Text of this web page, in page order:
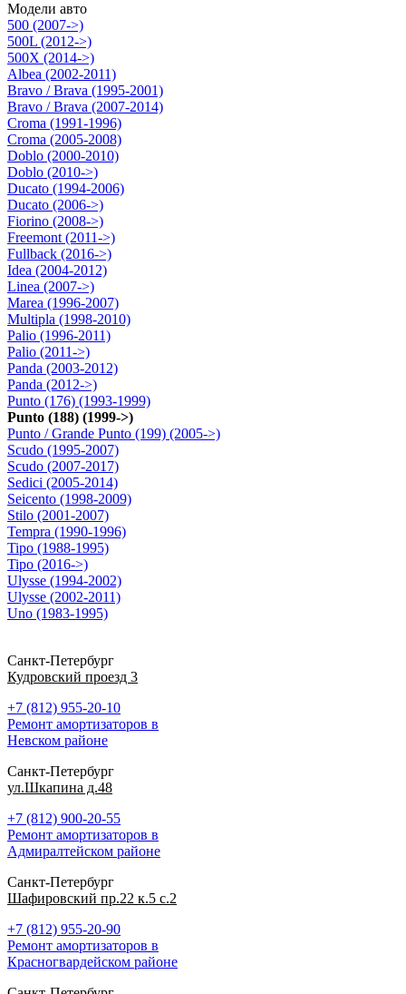
Модели авто
500 (2007->)
500L (2012->)
500X (2014->)
Albea (2002-2011)
Bravo / Brava (1995-2001)
Bravo / Brava (2007-2014)
Croma (1991-1996)
Croma (2005-2008)
Doblo (2000-2010)
Doblo (2010->)
Ducato (1994-2006)
Ducato (2006->)
Fiorino (2008->)
Freemont (2011->)
Fullback (2016->)
Idea (2004-2012)
Linea (2007->)
Marea (1996-2007)
Multipla (1998-2010)
Palio (1996-2011)
Palio (2011->)
Panda (2003-2012)
Panda (2012->)
Punto (176) (1993-1999)
Punto (188) (1999->)
Punto / Grande Punto (199) (2005->)
Scudo (1995-2007)
Scudo (2007-2017)
Sedici (2005-2014)
Seicento (1998-2009)
Stilo (2001-2007)
Tempra (1990-1996)
Tipo (1988-1995)
Tipo (2016->)
Ulysse (1994-2002)
Ulysse (2002-2011)
Uno (1983-1995)
Санкт-Петербург
Кудровский проезд 3
+7 (812) 955-20-10
Ремонт амортизаторов в
Невском районе
Санкт-Петербург
ул.Шкапина д.48
+7 (812) 900-20-55
Ремонт амортизаторов в
Адмиралтейском районе
Санкт-Петербург
Шафировский пр.22 к.5 с.2
+7 (812) 955-20-90
Ремонт амортизаторов в
Красногвардейском районе